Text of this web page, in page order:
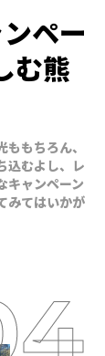
ペー
む熊
もちろん、
込むよし、レ
キャンペーン
みてはいかが